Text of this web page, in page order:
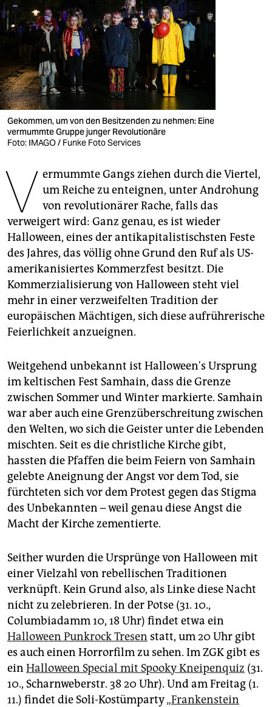
verlag
verlag
veranstaltungen
shop
fragen & hilfe
unterstützen
genossenschaft
epaper login
Gekommen, um von den Besitzenden zu nehmen: Eine
vermummte Gruppe junger Revolutionäre
Foto: IMAGO / Funke Foto Services
V ermummte Gangs ziehen durch die Viertel,
um Reiche zu enteignen, unter Androhung
von revolutionärer Rache, falls das
verweigert wird: Ganz genau, es ist wieder
Halloween, eines der antikapitalistischsten Feste
des Jahres, das völlig ohne Grund den Ruf als US-
amerikanisiertes Kommerzfest besitzt. Die
Kommerzialisierung von Halloween steht viel
mehr in einer verzweifelten Tradition der
europäischen Mächtigen, sich diese aufrührerische
Feierlichkeit anzueignen.
Weitgehend unbekannt ist Halloween's Ursprung
im keltischen Fest Samhain, dass die Grenze
zwischen Sommer und Winter markierte. Samhain
war aber auch eine Grenzüberschreitung zwischen
den Welten, wo sich die Geister unter die Lebenden
mischten. Seit es die christliche Kirche gibt,
hassten die Pfaffen die beim Feiern von Samhain
gelebte Aneignung der Angst vor dem Tod, sie
fürchteten sich vor dem Protest gegen das Stigma
des Unbekannten – weil genau diese Angst die
Macht der Kirche zementierte.
Seither wurden die Ursprünge von Halloween mit
einer Vielzahl von rebellischen Traditionen
verknüpft. Kein Grund also, als Linke diese Nacht
nicht zu zelebrieren. In der Potse (31. 10.,
Columbiadamm 10, 18 Uhr) findet etwa ein
Halloween Punkrock Tresen statt, um 20 Uhr gibt
es auch einen Horrorfilm zu sehen. Im ZGK gibt es
ein Halloween Special mit Spooky Kneipenquiz (31.
10., Scharnweberstr. 38 20 Uhr). Und am Freitag (1.
11.) findet die Soli-Kostümparty„Frankenstein